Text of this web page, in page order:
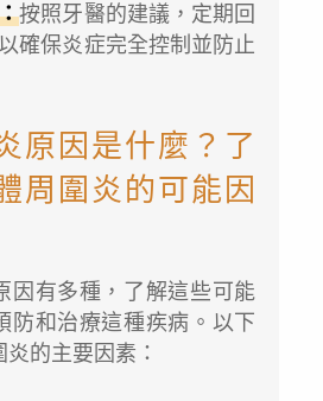
按照牙醫的建議，定期回
確保炎症完全控制並防止
原因是什麼？了
周圍炎的可能因
因有多種，了解這些可能
防和治療這種疾病。以下
的主要因素：